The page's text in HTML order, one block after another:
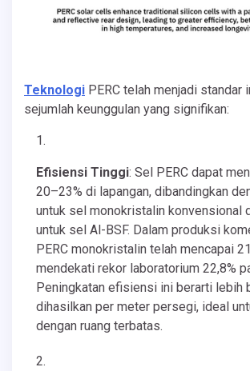
Teknologi PERC telah menjadi standar
sejumlah keunggulan yang signifikan:
Efisiensi Tinggi: Sel PERC dapat
20–23% di lapangan, dibandingkan
untuk sel monokristalin konvensional
untuk sel Al-BSF. Dalam produksi
PERC monokristalin telah mencapai
mendekati rekor laboratorium 22,8%
Peningkatan efisiensi ini berarti lebih
dihasilkan per meter persegi, ideal
dengan ruang terbatas.